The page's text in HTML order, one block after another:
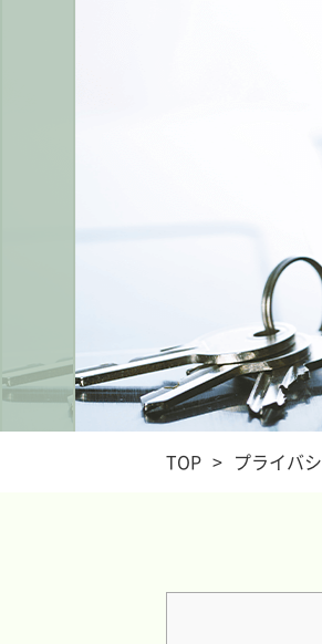
TOP > プライバ